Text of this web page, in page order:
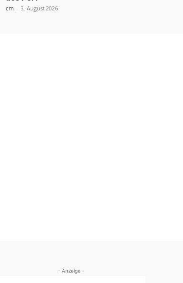
cm - 3. August 2026
- Anzeige -